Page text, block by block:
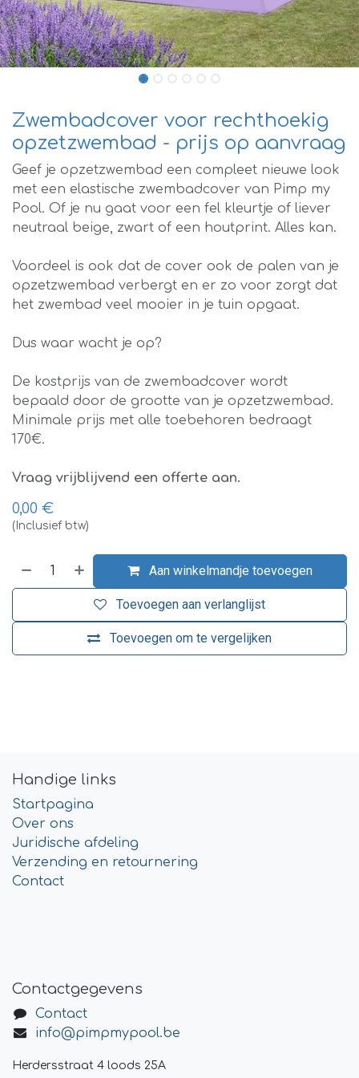
Zwembadcover voor rechthoekig
opzetzwembad - prijs op aanvraag
Geef je opzetzwembad een compleet nieuwe look
met een elastische zwembadcover van Pimp my
Pool. Of je nu gaat voor een fel kleurtje of liever
neutraal beige, zwart of een houtprint. Alles kan.
Voordeel is ook dat de cover ook de palen van je
opzetzwembad verbergt en er zo voor zorgt dat
het zwembad veel mooier in je tuin opgaat.
Dus waar wacht je op?
De kostprijs van de zwembadcover wordt
bepaald door de grootte van je opzetzwembad.
Minimale prijs met alle toebehoren bedraagt
170€.
Vraag vrijblijvend een offerte aan.
0,00 €
(Inclusief btw)
Aan winkelmandje toevoegen
Toevoegen om te vergelijken
Toevoegen aan verlanglijst
Handige links
Startpagina
Over ons
Juridische afdeling
Verzending en retournering
Contact
Contactgegevens
Contact
info@pimpmypool.be
Herdersstraat 4 loods 25A